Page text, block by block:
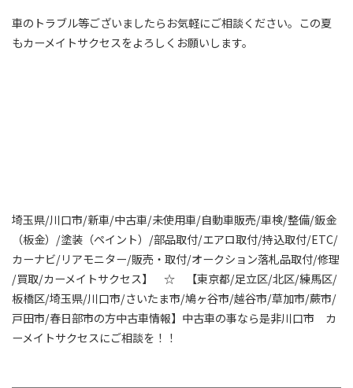
車のトラブル等ございましたらお気軽にご相談ください。この夏
もカーメイトサクセスをよろしくお願いします。
埼玉県/川口市/新車/中古車/未使用車/自動車販売/車検/整備/鈑金
（板金）/塗装（ペイント）/部品取付/エアロ取付/持込取付/ETC/
カーナビ/リアモニター/販売・取付/オークション落札品取付/修理
/買取/カーメイトサクセス】 ☆ 【東京都/足立区/北区/練馬区/
板橋区/埼玉県/川口市/さいたま市/鳩ヶ谷市/越谷市/草加市/蕨市/
戸田市/春日部市の方中古車情報】中古車の事なら是非川口市 カ
ーメイトサクセスにご相談を！！